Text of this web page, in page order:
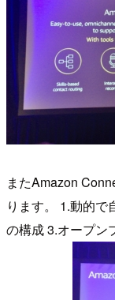
またAmazon
ります。 1.動的
の構成 3.オープン